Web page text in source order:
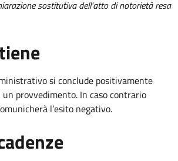
sostitutiva dell'atto di notorietà resa
si conclude positivamente
un provvedimento. In caso contrario
l’esito negativo.